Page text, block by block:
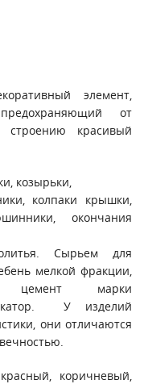
элемент,
от
красивый
козырьки,
колпаки крышки,
окончания
Сырьем для
мелкой фракции,
цемент марки
У изделий
они отличаются
коричневый,